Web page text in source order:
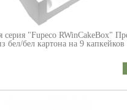
серия "Fupeco RWinCakeBox"
бел/бел картона на 9 капкейков